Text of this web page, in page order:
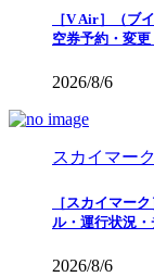
［V Air］（ブ
空券予約・変更
2026/8/6
スカイマーク
［スカイマー
ル・運行状況
2026/8/6